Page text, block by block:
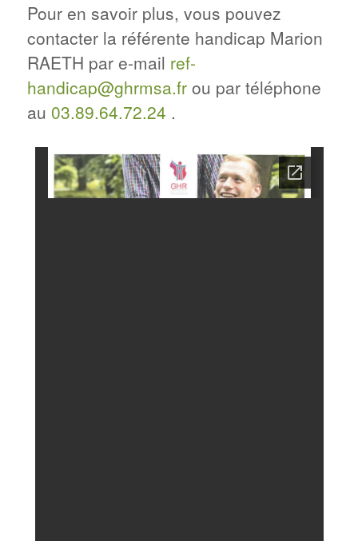
Pour en savoir plus, vous pouvez
contacter la référente handicap Marion
RAETH par e-mail ref-
handicap@ghrmsa.frou par téléphone
au 03.89.64.72.24 .